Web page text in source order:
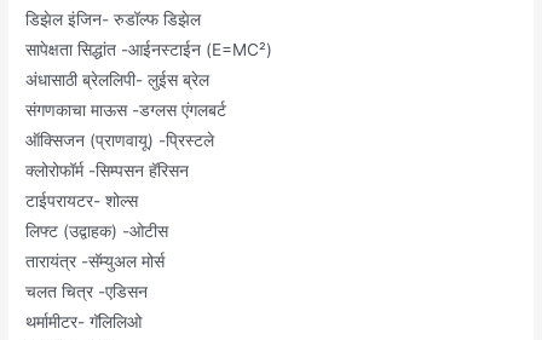
डिझेल इंजिन- रुडॉल्फ डिझेल
सापेक्षता सिद्धांत -आईनस्टाईन (E=MC²)
अंधासाठी ब्रेललिपी- लुईस ब्रेल
संगणकाचा माऊस -डग्लस एंगलबर्ट
ऑक्सिजन (प्राणवायू) -प्रिस्टले
क्लोरोफॉर्म -सिम्पसन हॅरिसन
टाईपरायटर- शोल्स
लिफ्ट (उद्वाहक) -ओटीस
तारायंत्र -सॅम्युअल मोर्स
चलत चित्र -एडिसन
थर्मामीटर- गॅलिलिओ